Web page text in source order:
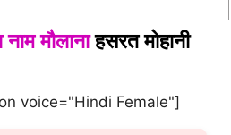
मौलानाहसरत मोहानी
voice="Hindi Female"]